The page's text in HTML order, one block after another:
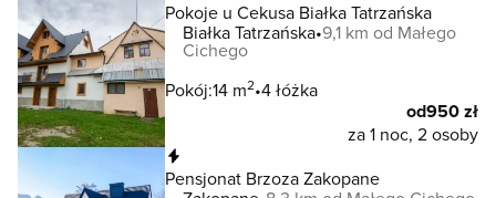
Pokoje u Cekusa Białka Tatrzańska
Białka Tatrzańska 9,1 km od Małego
Cichego
Pokój:14 m2 4 łóżka
od950 zł
za 1 noc, 2 osoby
Pensjonat Brzoza Zakopane